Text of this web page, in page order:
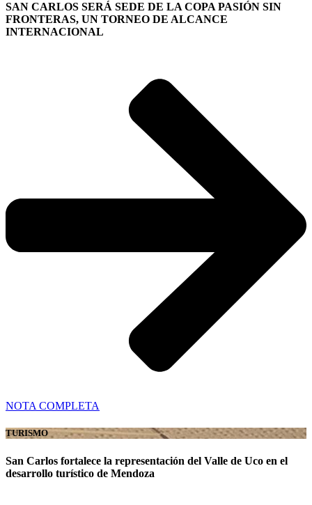
SAN CARLOS SERÁ SEDE DE LA COPA PASIÓN SIN
FRONTERAS, UN TORNEO DE ALCANCE
INTERNACIONAL
NOTA COMPLETA
TURISMO
San Carlos fortalece la representación del Valle de Uco en el
desarrollo turístico de Mendoza